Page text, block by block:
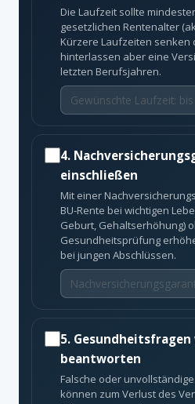
Die Laufzeit sollte
gesetzlichen Rentenalter
Kürzere Laufzeiten senken
hinterlassen aber eine
letzten Berufsjahren.
4.
einschließen
Mit einer
BU-Rente bei wichtigen
Geburt, Gehaltserhöhung)
Gesundheitsprüfung
bei jungen Abschlüssen.
5.
beantworten
Falsche oder
können zum Verlust des